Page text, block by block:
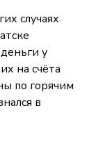
случаях
у
на счёта
по горячим
в